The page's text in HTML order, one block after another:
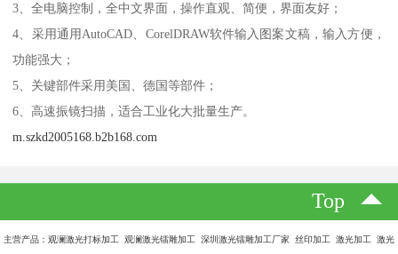
3、全电脑控制，全中文界面，操作直观、简便，界面友好；
4、采用通用AutoCAD、CorelDRAW软件输入图案文稿，输入方便，
功能强大；
5、关键部件采用美国、德国等部件；
6、高速振镜扫描，适合工业化大批量生产。
m.szkd2005168.b2b168.com
Top
主营产品：观澜激光打标加工 观澜激光镭雕加工 深圳激光镭雕加工厂家 丝印加工 激光加工 激光